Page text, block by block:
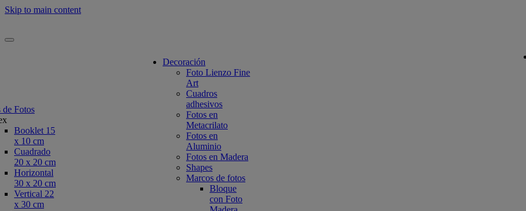
Skip to main content
Fotos
Booklet 15
x 10 cm
Cuadrado
20 x 20 cm
Horizontal
30 x 20 cm
Vertical 22
x 30 cm
Decoración
Foto Lienzo Fine
Art
Cuadros
adhesivos
Fotos en
Metacrilato
Fotos en
Aluminio
Fotos en Madera
Shapes
Marcos de fotos
Bloque
con Foto